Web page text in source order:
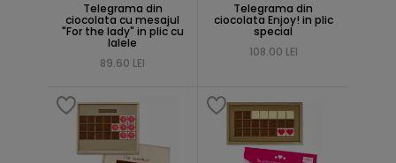
Telegrama din
ciocolata cu mesajul
"For the lady" in plic cu
lalele
89.60 LEI
Telegrama din
ciocolata Enjoy! in plic
special
108.00 LEI